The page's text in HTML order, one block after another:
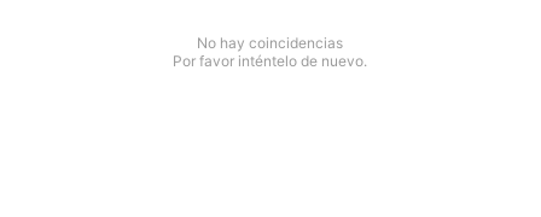
No hay coincidencias
Por favor inténtelo de nuevo.